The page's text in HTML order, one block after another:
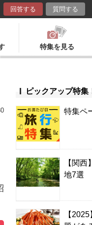
回答する 質問する
特集を見る
ピックアップ特集
特集ペ
【関
地7選
【